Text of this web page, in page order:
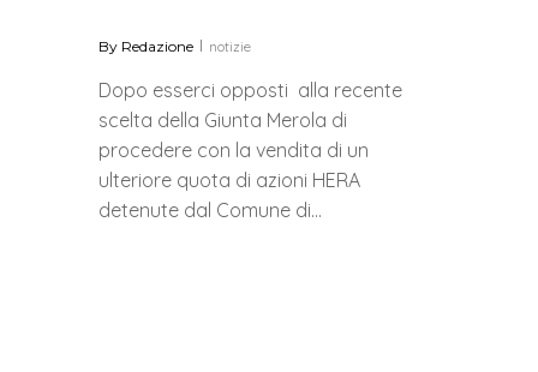
By Redazione notizie
Dopo esserci opposti alla recente
scelta della Giunta Merola di
procedere con la vendita di un
ulteriore quota di azioni HERA
detenute dal Comune di…